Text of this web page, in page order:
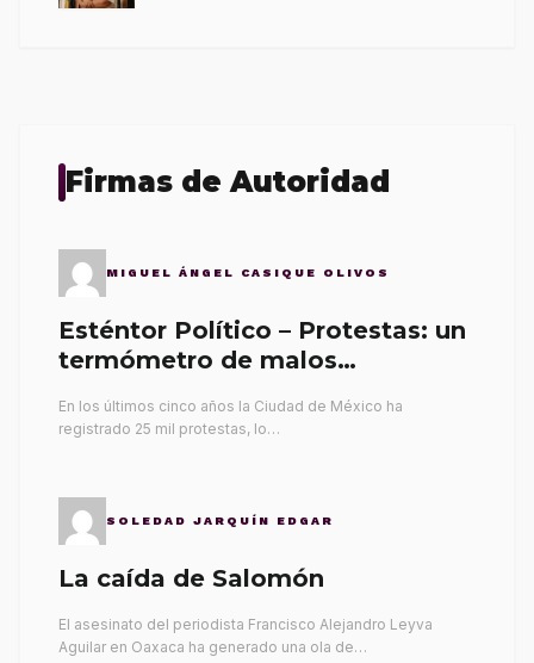
Firmas de Autoridad
MIGUEL ÁNGEL CASIQUE OLIVOS
Esténtor Político – Protestas: un
termómetro de malos
En los últimos cinco años la Ciudad de México ha
registrado 25 mil protestas, lo…
SOLEDAD JARQUÍN EDGAR
La caída de Salomón
El asesinato del periodista Francisco Alejandro Leyva
Aguilar en Oaxaca ha generado una ola de…